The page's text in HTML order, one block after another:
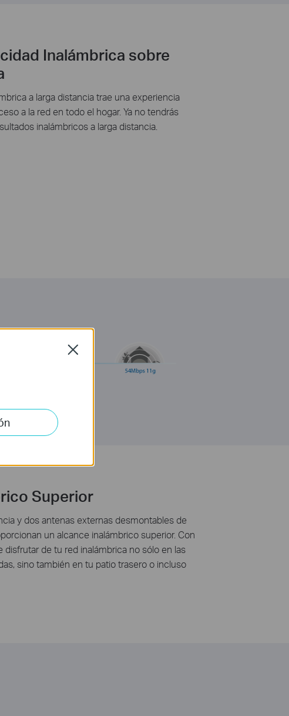
Inalámbrica sobre
a larga distancia trae una experiencia
a la red en todo el hogar. Ya no tendrás
inalámbricos a larga distancia.
Superior
y dos antenas externas desmontables de
un alcance inalámbrico superior. Con
disfrutar de tu red inalámbrica no sólo en las
sino también en tu patio trasero o incluso
Close